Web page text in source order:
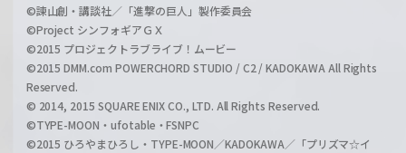
©諫山創・講談社／「進撃の巨人」製作委員会
©Project シンフォギアＧＸ
©2015 プロジェクトラブライブ！ムービー
©2015 DMM.com POWERCHORD STUDIO / C2 / KADOKAWA All Rights
Reserved.
© 2014, 2015 SQUARE ENIX CO., LTD. All Rights Reserved.
©TYPE-MOON・ufotable・FSNPC
©2015 ひろやまひろし・TYPE-MOON／KADOKAWA／「プリズマ☆イ